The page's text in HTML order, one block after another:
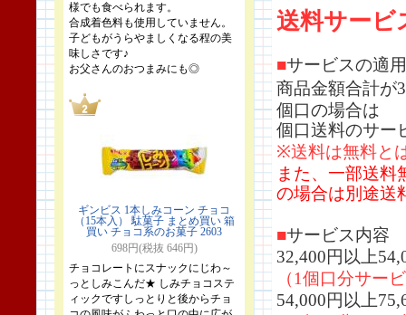
様でも食べられます。
合成着色料も使用していません。
子どもがうらやましくなる程の美
味しさです♪
お父さんのおつまみにも◎
ギンビス 1本しみコーン チョコ
（15本入） 駄菓子 まとめ買い 箱
買い チョコ系のお菓子 2603
698円(税抜 646円)
チョコレートにスナックにじわ～
っとしみこんだ★ しみチョコステ
ィックですしっとりと後からチョ
送料サービ
■サービスの適
商品金額合計が
個口の場合は
個口送料のサー
※送料は無料と
また、一部送料
の場合は別途送
■サービス内容
32,400円以上
（1個口分サー
54,000円以上